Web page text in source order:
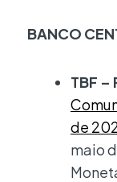
BANCO
TBF –
de
maio